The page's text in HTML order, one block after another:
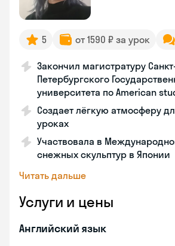
5 от 1590 ₽ за урок
Закончил магистратуру
Петербургского
университета по American
Создает лёгкую атмосферу
уроках
Участвовала в
снежных скульптур в Японии
Читать дальше
Услуги и цены
Английский язык